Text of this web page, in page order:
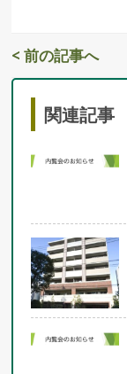
< 前の記事へ
関連記事